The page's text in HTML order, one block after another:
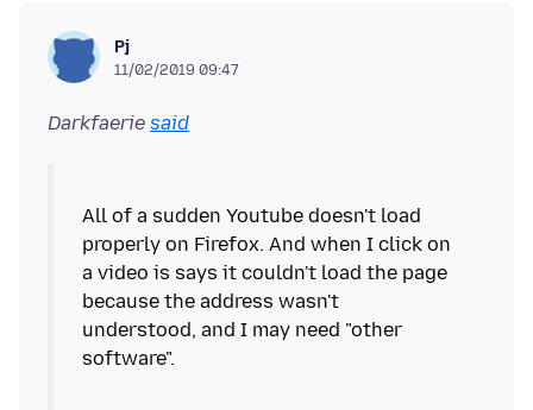
Pj
11/02/2019 09:47
Darkfaerie said
All of a sudden Youtube doesn't load
properly on Firefox. And when I click on
a video is says it couldn't load the page
because the address wasn't
understood, and I may need "other
software".